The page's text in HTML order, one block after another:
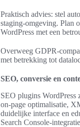
Praktisch advies: stel
staging-omgeving. Plan
WordPress met een
Overweeg GDPR-
met betrekking tot
SEO, conversie en
SEO plugins WordPress
on-page optimalisatie,
duidelijke interface en
Search Console-